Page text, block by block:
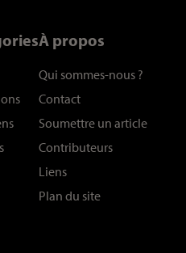
À propos
Qui sommes-nous ?
Contact
Soumettre un article
Contributeurs
Liens
Plan du site